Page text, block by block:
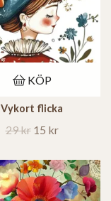
KÖP
Vykort flicka
29 kr 15 kr